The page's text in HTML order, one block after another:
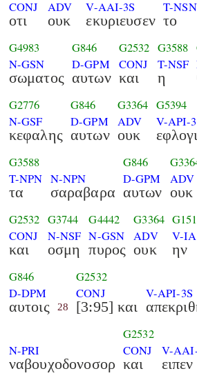
CONJ
οτι
ADV
ουκ
V-AAI-3S
εκυριευσεν
T-NSN
το
G4983
N-GSN
σωματος
G846
D-GPM
αυτων
G2532
CONJ
και
G3588
T-NSF
η
G2776
N-GSF
κεφαλης
G846
D-GPM
αυτων
G3364
ADV
ουκ
G5394
V-API-
G3588
T-NPN
τα
N-NPN
σαραβαρα
G846
D-GPM
αυτων
ADV
ουκ
G2532
CONJ
και
G3744
N-NSF
οσμη
G4442
N-GSN
πυρος
G3364
ADV
ουκ
V-
ην
G846
D-DPM
αυτοις 28
G2532
CONJ
[3:95] και
V-API-3S
N-PRI
ναβουχοδονοσορ
G2532
CONJ
και
V-
ειπεν